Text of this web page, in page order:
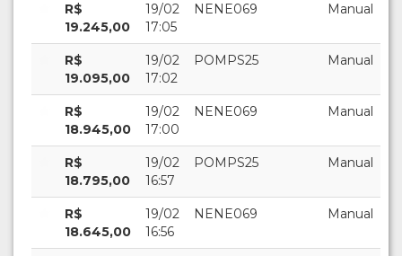
R$
19.245,00
19/02
17:05
NENE069 Manual
R$
19.095,00
19/02
17:02
POMPS25 Manual
R$
18.945,00
19/02
17:00
NENE069 Manual
R$
18.795,00
19/02
16:57
POMPS25 Manual
R$
18.645,00
19/02
16:56
NENE069 Manual